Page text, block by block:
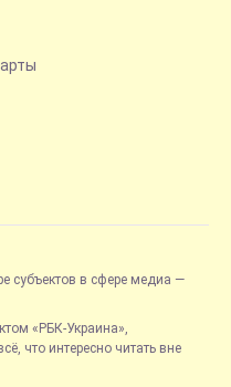
субъектов в сфере медиа —
«РБК-Украина»,
что интересно читать вне